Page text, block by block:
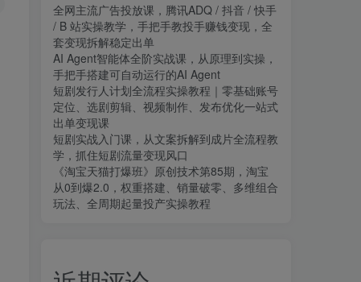
全网主流广告投放课，腾讯ADQ / 抖音 / 快手
/ B 站实操教学，手把手教投手赚钱变现，全
套变现拆解稳定出单
AI Agent智能体全阶实战课，从原理到实操，
手把手搭建可自动运行的AI Agent
短剧发行人计划全流程实操教程｜零基础账号
定位、选剧剪辑、视频制作、发布优化一站式
出单变现课​
短剧实战入门课，从文案拆解到成片全流程教
学，抓住短剧流量变现风口
《淘宝天猫打爆班》原创技术第85期，淘宝
从0到爆2.0，权重搭建、销量破零、多维组合
玩法、全周期起量投产实操教程